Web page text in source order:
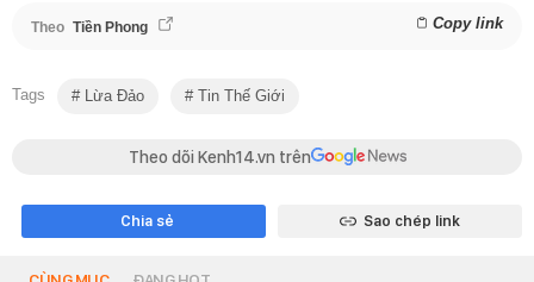
Theo Tiền Phong Copy link
Tags Lừa Đảo Tin Thế Giới
Theo dõi Kenh14.vn trên
Chia sẻ Sao chép link